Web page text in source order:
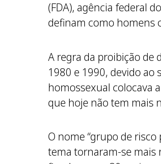
(FDA), agência federal
definam como homens
A regra da proibição de
1980 e 1990, devido ao
homossexual colocava
que hoje não tem mais
O nome “grupo de
tema tornaram-se mais